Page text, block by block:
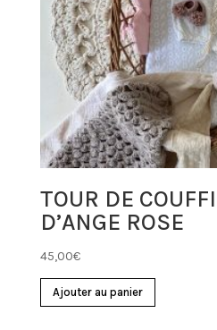
TOUR DE
D’ANGE ROSE
45,00€
Ajouter au panier